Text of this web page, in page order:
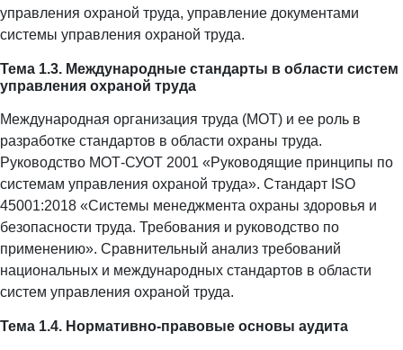
управления охраной труда, управление документами
системы управления охраной труда.
Тема 1.3. Международные стандарты в области систем
управления охраной труда
Международная организация труда (МОТ) и ее роль в
разработке стандартов в области охраны труда.
Руководство МОТ-СУОТ 2001 «Руководящие принципы по
системам управления охраной труда». Стандарт ISO
45001:2018 «Системы менеджмента охраны здоровья и
безопасности труда. Требования и руководство по
применению». Сравнительный анализ требований
национальных и международных стандартов в области
систем управления охраной труда.
Тема 1.4. Нормативно-правовые основы аудита